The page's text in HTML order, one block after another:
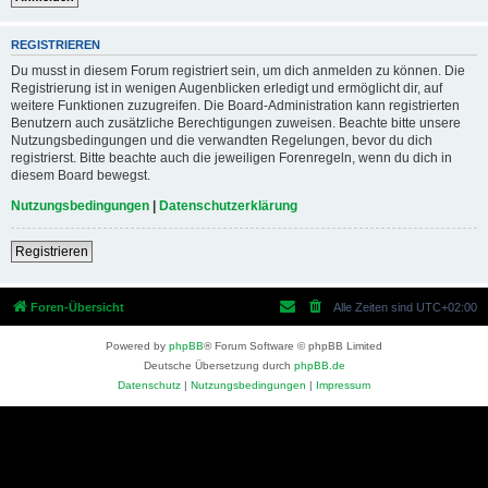
REGISTRIEREN
Du musst in diesem Forum registriert sein, um dich anmelden zu können. Die
Registrierung ist in wenigen Augenblicken erledigt und ermöglicht dir, auf
weitere Funktionen zuzugreifen. Die Board-Administration kann registrierten
Benutzern auch zusätzliche Berechtigungen zuweisen. Beachte bitte unsere
Nutzungsbedingungen und die verwandten Regelungen, bevor du dich
registrierst. Bitte beachte auch die jeweiligen Forenregeln, wenn du dich in
diesem Board bewegst.
Nutzungsbedingungen | Datenschutzerklärung
Registrieren
Foren-Übersicht Alle Zeiten sind UTC+02:00
Powered by phpBB® Forum Software © phpBB Limited
Deutsche Übersetzung durch phpBB.de
Datenschutz | Nutzungsbedingungen | Impressum